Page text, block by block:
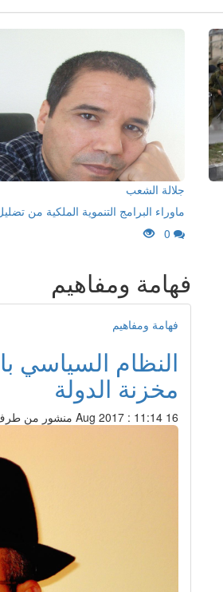
جلالة الشعب
ماوراء البرامج التنموية الملكية من
فهامة ومفاهيم
فهامة ومفاهيم
النظام السياسي
مخزنة الدولة
16 Aug 2017 : 11:14 منشور من